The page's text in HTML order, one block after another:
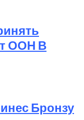
ООН В
Бронзу